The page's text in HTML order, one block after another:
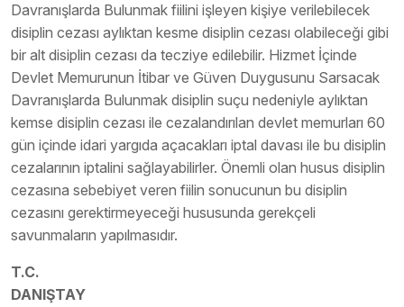
Davranışlarda Bulunmak fiilini işleyen kişiye verilebilecek
disiplin cezası aylıktan kesme disiplin cezası olabileceği gibi
bir alt disiplin cezası da tecziye edilebilir. Hizmet İçinde
Devlet Memurunun İtibar ve Güven Duygusunu Sarsacak
Davranışlarda Bulunmak disiplin suçu nedeniyle aylıktan
kemse disiplin cezası ile cezalandırılan devlet memurları 60
gün içinde idari yargıda açacakları iptal davası ile bu disiplin
cezalarının iptalini sağlayabilirler. Önemli olan husus disiplin
cezasına sebebiyet veren fiilin sonucunun bu disiplin
cezasını gerektirmeyeceği hususunda gerekçeli
savunmaların yapılmasıdır.
T.C.
DANIŞTAY